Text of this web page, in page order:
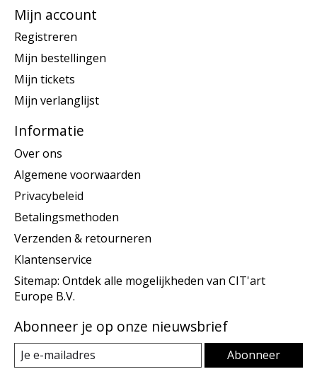
Mijn account
Registreren
Mijn bestellingen
Mijn tickets
Mijn verlanglijst
Informatie
Over ons
Algemene voorwaarden
Privacybeleid
Betalingsmethoden
Verzenden & retourneren
Klantenservice
Sitemap: Ontdek alle mogelijkheden van CIT'art
Europe B.V.
Abonneer je op onze nieuwsbrief
Abonneer